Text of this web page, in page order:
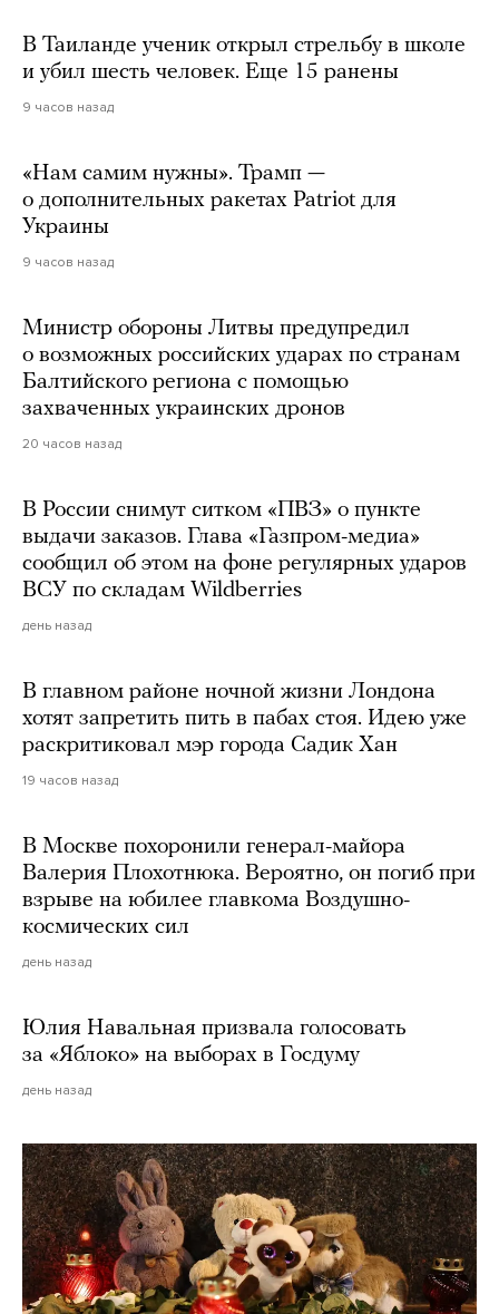
В Таиланде ученик открыл стрельбу в школе
и убил шесть человек. Еще 15 ранены
9 часов назад
«Нам самим нужны». Трамп —
о дополнительных ракетах Patriot для
Украины
9 часов назад
Министр обороны Литвы предупредил
о возможных российских ударах по странам
Балтийского региона с помощью
захваченных украинских дронов
20 часов назад
В России снимут ситком «ПВЗ» о пункте
выдачи заказов. Глава «Газпром-медиа»
сообщил об этом на фоне регулярных ударов
ВСУ по складам Wildberries
день назад
В главном районе ночной жизни Лондона
хотят запретить пить в пабах стоя. Идею уже
раскритиковал мэр города Садик Хан
19 часов назад
В Москве похоронили генерал-майора
Валерия Плохотнюка. Вероятно, он погиб при
взрыве на юбилее главкома Воздушно-
космических сил
день назад
Юлия Навальная призвала голосовать
за «Яблоко» на выборах в Госдуму
день назад